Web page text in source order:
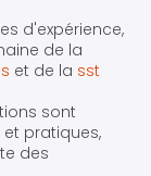
d'expérience,
de la
et de la sst
sont
pratiques,
des